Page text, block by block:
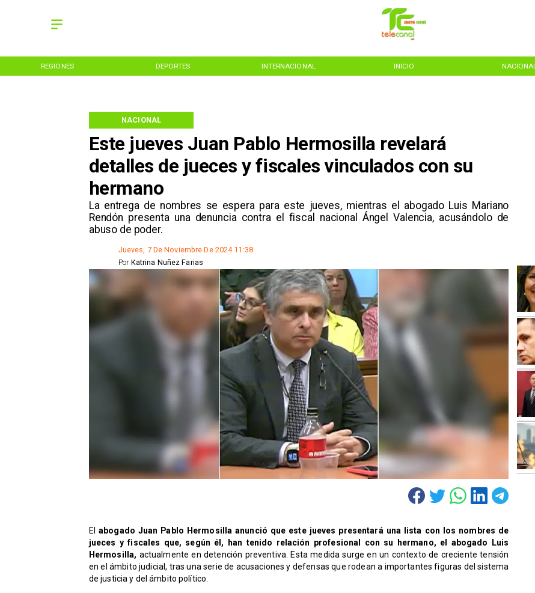
REGIONES DEPORTES INTERNACIONAL INICIO NACIONAL
Este jueves Juan Pablo Hermosilla revelará
detalles de jueces y fiscales vinculados con su
hermano
​La entrega de nombres se espera para este jueves, mientras el abogado Luis Mariano
Rendón presenta una denuncia contra el fiscal nacional Ángel Valencia, acusándolo de
abuso de poder.
NACIONAL
Jueves, 7 De Noviembre De 2024 11:38
Katrina Nuñez Farias
Por
​El abogado Juan Pablo Hermosilla anunció que este jueves presentará una lista con los nombres de
jueces y fiscales que, según él, han tenido relación profesional con su hermano, el abogado Luis
Hermosilla, actualmente en detención preventiva. Esta medida surge en un contexto de creciente tensión
en el ámbito judicial, tras una serie de acusaciones y defensas que rodean a importantes figuras del sistema
de justicia y del ámbito político.